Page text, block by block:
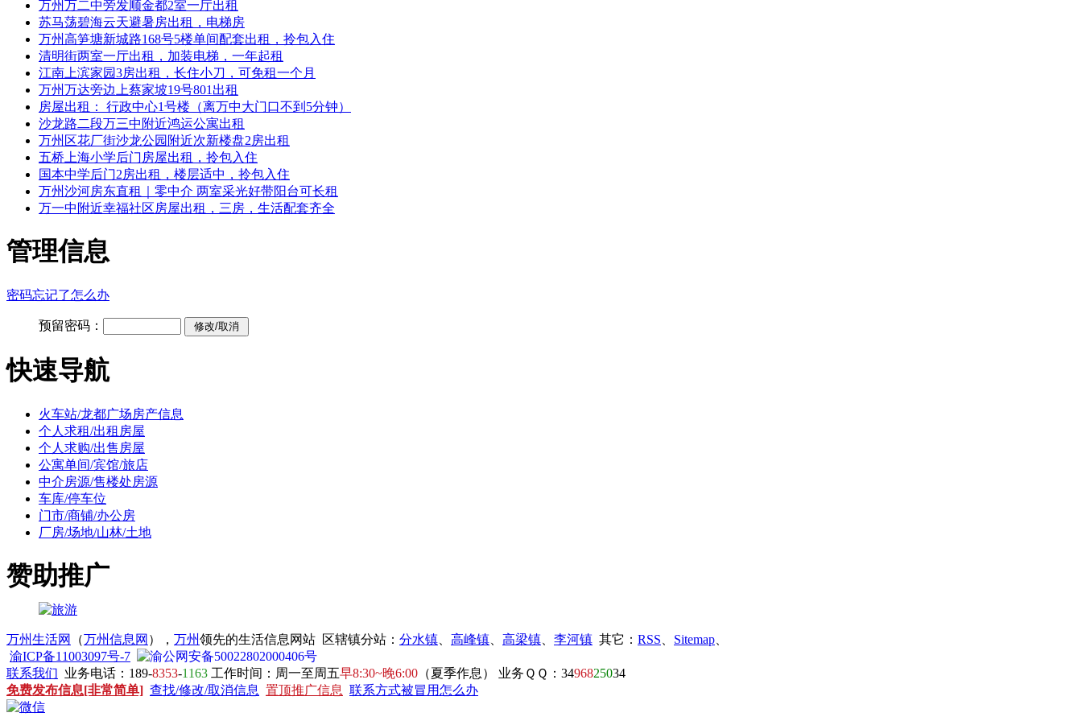
万州万二中旁发顺金都2室一厅出租
苏马荡碧海云天避暑房出租，电梯房
万州高笋塘新城路168号5楼单间配套出租，拎包入住
清明街两室一厅出租，加装电梯，一年起租
江南上滨家园3房出租，长住小刀，可免租一个月
万州万达旁边上蔡家坡19号801出租
房屋出租： 行政中心1号楼（离万中大门口不到5分钟）
沙龙路二段万三中附近鸿运公寓出租
万州区花厂街沙龙公园附近次新楼盘2房出租
五桥上海小学后门房屋出租，拎包入住
国本中学后门2房出租，楼层适中，拎包入住
万州沙河房东直租｜零中介 两室采光好带阳台可长租
万一中附近幸福社区房屋出租，三房，生活配套齐全
管理信息
密码忘记了怎么办
预留密码：
快速导航
火车站/龙都广场房产信息
个人求租/出租房屋
个人求购/出售房屋
公寓单间/宾馆/旅店
中介房源/售楼处房源
车库/停车位
门市/商铺/办公房
厂房/场地/山林/土地
赞助推广
万州生活网 （万州信息网 ）， 万州领先的生活信息网站 区辖镇分站： 分水镇 高峰镇 高梁镇 李河镇 其它： RSS Sitemap
渝ICP备11003097号-7
渝公网安备50022802000406号
联系我们 业务电话：189-8353-1163 工作时间：周一至周五早8:30~晚6:00 （夏季作息） 业务ＱＱ：3496825034
免费发布信息[非常简单] 查找/修改/取消信息 置顶推广信息 联系方式被冒用怎么办